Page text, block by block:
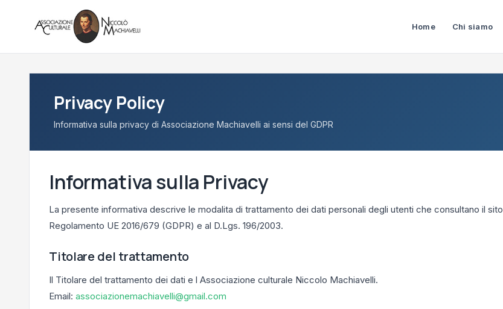
Home Chi siamo
Privacy Policy
Informativa sulla privacy di Associazione Machiavelli ai sensi del GDPR
Informativa sulla Privacy
La presente informativa descrive le modalita di trattamento dei dati personali degli utenti che consultano il sito
Regolamento UE 2016/679 (GDPR) e al D.Lgs. 196/2003.
Titolare del trattamento
Il Titolare del trattamento dei dati e l Associazione culturale Niccolo Machiavelli.
Email: associazionemachiavelli@gmail.com